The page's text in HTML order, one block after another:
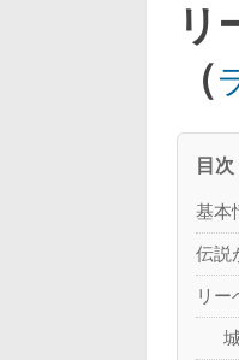
リ
（
目次
基本
伝説
リー